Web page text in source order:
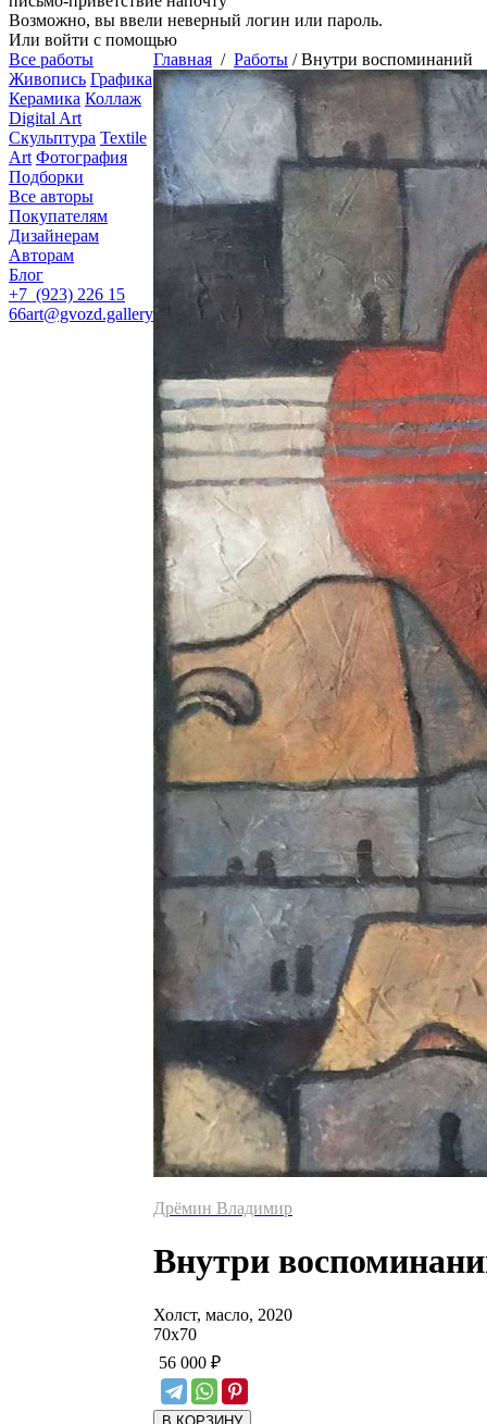
Возможно, вы ввели неверный логин или пароль.
Или войти с помощью
Все работы
Живопись Графика
Керамика Коллаж
Digital Art
Скульптура Textile
Art Фотография
Подборки
Все авторы
Покупателям
Дизайнерам
Авторам
Блог
+7 (923) 226 15
66art@gvozd.gallery
Главная / Работы / Внутри воспоминаний
Дрёмин Владимир
Внутри
Холст, масло, 2020
70х70
56 000 ₽